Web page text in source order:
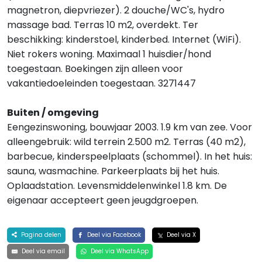
magnetron, diepvriezer). 2 douche/WC's, hydro
massage bad. Terras 10 m2, overdekt. Ter
beschikking: kinderstoel, kinderbed. Internet (WiFi).
Niet rokers woning. Maximaal 1 huisdier/hond
toegestaan. Boekingen zijn alleen voor
vakantiedoeleinden toegestaan. 3271447
Buiten / omgeving
Eengezinswoning, bouwjaar 2003. 1.9 km van zee. Voor
alleengebruik: wild terrein 2.500 m2. Terras (40 m2),
barbecue, kinderspeelplaats (schommel). In het huis:
sauna, wasmachine. Parkeerplaats bij het huis.
Oplaadstation. Levensmiddelenwinkel 1.8 km. De
eigenaar accepteert geen jeugdgroepen.
Pagina delen Deel via Facebook
Deel via X
Deel via email
Deel via WhatsApp